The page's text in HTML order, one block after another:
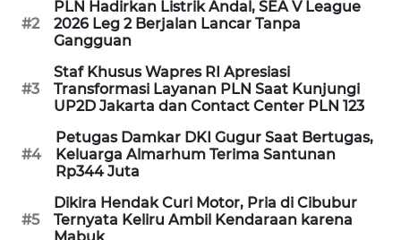
#2
PLN Hadirkan Listrik Andal, SEA V League
2026 Leg 2 Berjalan Lancar Tanpa
Gangguan
#3
Staf Khusus Wapres RI Apresiasi
Transformasi Layanan PLN Saat Kunjungi
UP2D Jakarta dan Contact Center PLN 123
#4
Petugas Damkar DKI Gugur Saat Bertugas,
Keluarga Almarhum Terima Santunan
Rp344 Juta
#5
Dikira Hendak Curi Motor, Pria di Cibubur
Ternyata Keliru Ambil Kendaraan karena
WAHANA
LISTRIK
KELISTRIKAN